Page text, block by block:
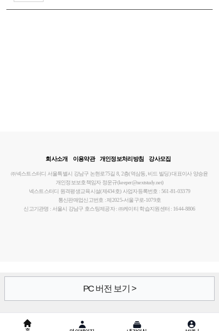
회사소개 이용약관 개인정보처리방침 강사모집
㈜넥스트스터디 서울특별시 강남구 논현로75길 8, 2층(역삼동, 비드 빌딩)대표이사 양승윤
개인정보보호책임자 정운규(keeper@nextstudy.net)
넥스트스터디 원격평생교육시설(제434호) 사업자등록번호 : 561-81-03379
통신판매업신고번호 : 제2025-서울구로-1079호
신고기관명 : 서울시 강남구 호스팅제공자 : ㈜케이티 학습지원센터 : 1644-8806
PC 버전 보기 >